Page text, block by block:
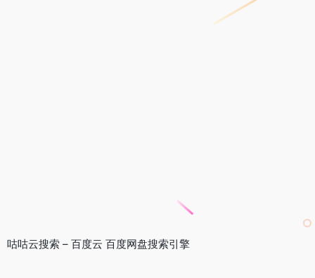
咕咕云搜索 – 百度云 百度网盘搜索引擎